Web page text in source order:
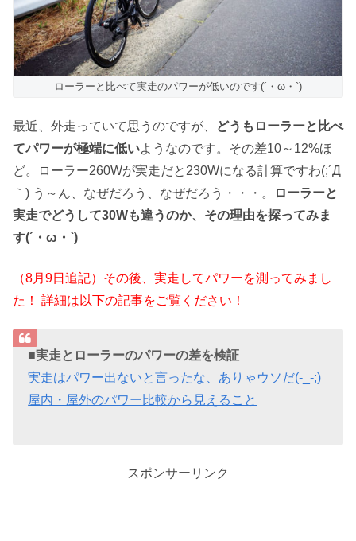
ローラーと比べて実走のパワーが低いのです(´・ω・`)
最近、外走っていて思うのですが、
どうもローラーと比べ
てパワーが極端に低いようなのです。その差10～12%ほ
ど。ローラー260Wが実走だと230Wになる計算ですわ(;´Д
｀) う～ん、なぜだろう、なぜだろう・・・。
ローラーと
実走でどうして30Wも違うのか、その理由を探ってみま
す(´・ω・`)
（8月9日追記）その後、実走してパワーを測ってみまし
た！ 詳細は以下の記事をご覧ください！
■実走とローラーのパワーの差を検証
実走はパワー出ないと言ったな、ありゃウソだ(-_-;)
屋内・屋外のパワー比較から見えること
スポンサーリンク